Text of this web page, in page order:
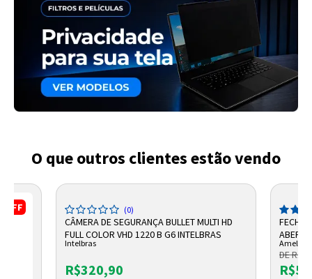
O que outros clientes estão vendo
OFF (0)
CÂMERA DE SEGURANÇA BULLET MULTI HD
FULL COLOR VHD 1220 B G6 INTELBRAS
Intelbras
R$320,90
Amelco
DE R$